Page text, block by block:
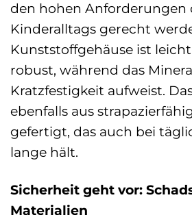
den hohen Anforderungen
Kinderalltags gerecht
Kunststoffgehäuse ist
robust, während das
Kratzfestigkeit aufweist.
ebenfalls aus
gefertigt, das auch bei
lange hält.
Sicherheit geht vor:
Materialien